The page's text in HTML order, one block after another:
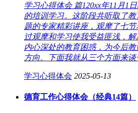
学习心得体会 篇120xx年11月1
的培训学习。这阶段共听取了
题的专家精彩讲座，观摩了七
过观摩和学习使我受益匪浅，
内心深处的教育困惑，为今后
方向。下面我就从三个方面来
学习心得体会 2025-05-13
德育工作心得体会（经典14篇）